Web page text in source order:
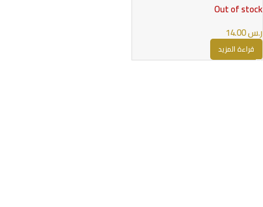
Out of stock
ر.س
قراءة المزيد